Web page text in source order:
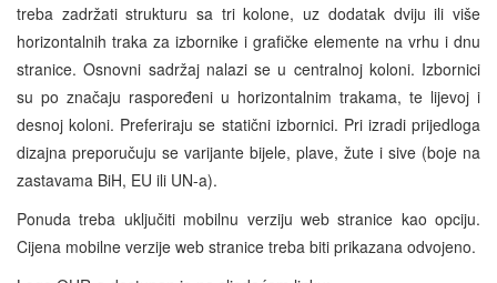
treba zadržati strukturu sa tri kolone, uz dodatak dviju ili više
horizontalnih traka za izbornike i grafičke elemente na vrhu i dnu
stranice. Osnovni sadržaj nalazi se u centralnoj koloni. Izbornici
su po značaju raspoređeni u horizontalnim trakama, te lijevoj i
desnoj koloni. Preferiraju se statični izbornici. Pri izradi prijedloga
dizajna preporučuju se varijante bijele, plave, žute i sive (boje na
zastavama BiH, EU ili UN-a).
Ponuda treba uključiti mobilnu verziju web stranice kao opciju.
Cijena mobilne verzije web stranice treba biti prikazana odvojeno.